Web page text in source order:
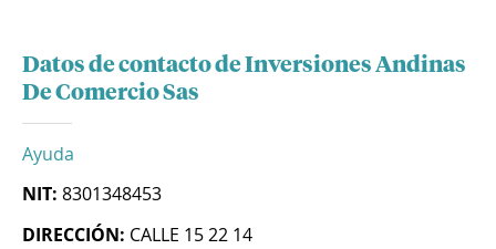
Datos de contacto de Inversiones Andinas
De Comercio Sas
Ayuda
NIT: 8301348453
DIRECCIÓN: CALLE 15 22 14